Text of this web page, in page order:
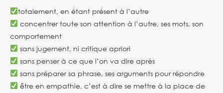
totalement, en étant présent à l’autre
concentrer toute son attention à l’autre, ses mots, son
comportement
sans jugement, ni critique apriori
sans penser à ce que l’on va dire après
sans préparer sa phrase, ses arguments pour répondre
être en empathie, c’est à dire se mettre à la place de